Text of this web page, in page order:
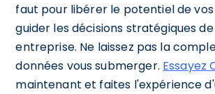
faut pour libérer le potentiel de
guider les décisions stratégiques
entreprise. Ne laissez pas la
données vous submerger. Essayez
maintenant et faites l'expérience